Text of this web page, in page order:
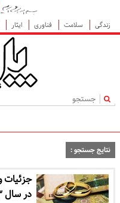
زندگی
سلامت فناوری ایثار
|
نتایج جستجو :
در سال ۱۴۰۳